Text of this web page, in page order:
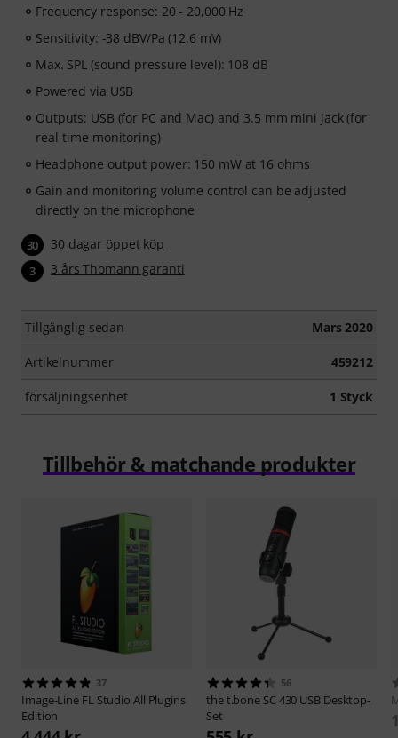
step video lessons , covering breathing, vocal control,
pitch, resonance, vocal health, confidence, and
practical exercises to help you develop your voice from
or want to improve your technique, the course provides
a structured path to becoming a more confident singer.
After your order has been shipped, you will
subscription expires automatically after the 90-days
access period.
Frequency response: 20 - 20,000 Hz
Sensitivity: -38 dBV/Pa (12.6 mV)
Max. SPL (sound pressure level): 108 dB
Powered via USB
Outputs: USB (for PC and Mac) and 3.5 mm mini jack (for
real-time monitoring)
Headphone output power: 150 mW at 16 ohms
Gain and monitoring volume control can be adjusted
directly on the microphone
30 30 dagar öppet köp
3 3 års Thomann garanti
Tillgänglig sedan Mars 2020
Artikelnummer 459212
försäljningsenhet 1 Styck
Tillbehör & matchande produkter
37
Image-Line FL Studio All Plugins
Edition
56
the t.bone SC 430 USB Desktop-
Set